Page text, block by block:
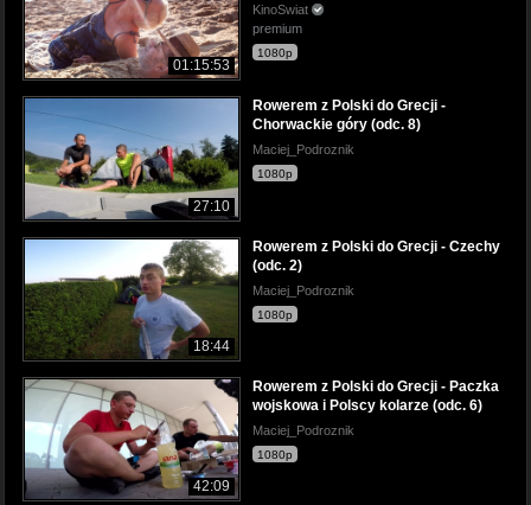
01:15:53
KinoSwiat
premium
1080p
27:10
Rowerem z Polski do Grecji -
Chorwackie góry (odc. 8)
Maciej_Podroznik
1080p
18:44
Rowerem z Polski do Grecji - Czechy
(odc. 2)
Maciej_Podroznik
1080p
42:09
Rowerem z Polski do Grecji - Paczka
wojskowa i Polscy kolarze (odc. 6)
Maciej_Podroznik
1080p